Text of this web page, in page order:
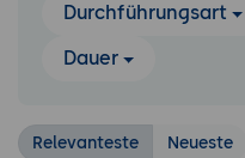
Durchführungsart
Dauer
Relevanteste Neueste